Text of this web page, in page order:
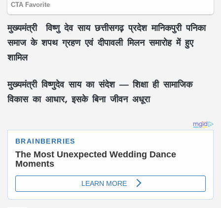
मुख्यमंत्री विष्णु देव साय छत्तीसगढ़ प्रदेश मानिकपुरी पनिका
समाज के शपथ ग्रहण एवं दीपावली मिलन समारोह में हुए
शामिल
मुख्यमंत्री विष्णुदेव साय का संदेश — शिक्षा ही सामाजिक
विकास का आधार, इसके बिना जीवन अधूरा